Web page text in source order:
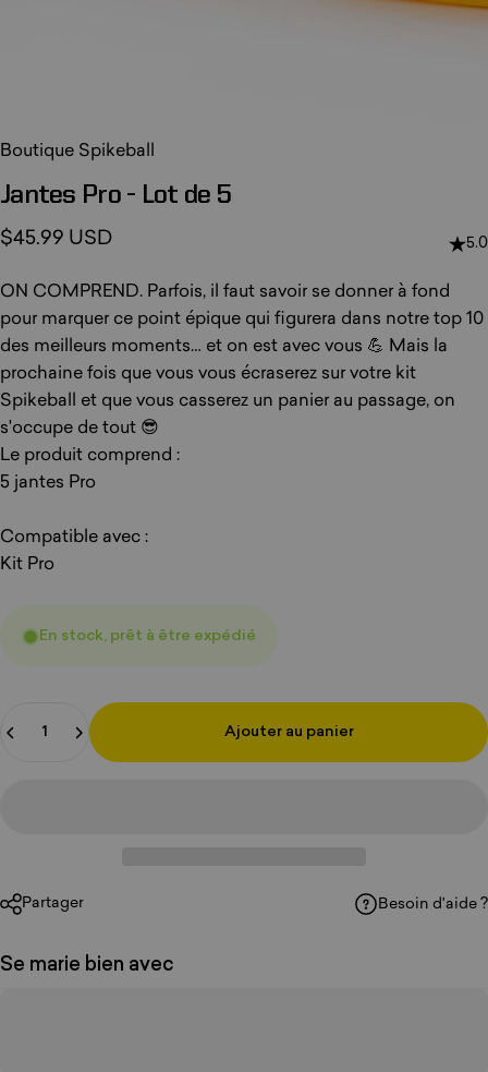
Boutique Spikeball
Jantes Pro - Lot de 5
$45.99 USD 5.0
ON COMPREND. Parfois, il faut savoir se donner à fond
pour marquer ce point épique qui figurera dans notre top 10
des meilleurs moments… et on est avec vous 💪 Mais la
prochaine fois que vous vous écraserez sur votre kit
Spikeball et que vous casserez un panier au passage, on
s'occupe de tout 😎
Le produit comprend :
5 jantes Pro
Compatible avec :
Kit Pro
En stock, prêt à être expédié
Ajouter au panier
Partager Besoin d'aide ?
Se marie bien avec